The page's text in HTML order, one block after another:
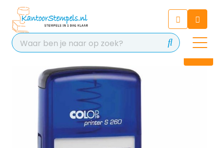
Chat 24/7 met onze chatbot
voor hulp
Contact